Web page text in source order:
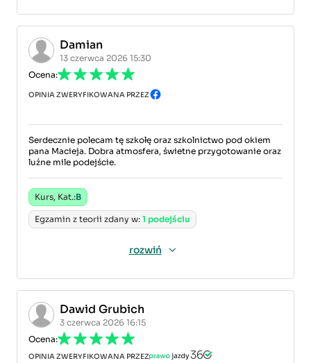
Damian
13 czerwca 2026 15:30
Ocena:
OPINIA ZWERYFIKOWANA PRZEZ
Serdecznie polecam tę szkołę oraz szkolnictwo pod okiem
pana Macieja. Dobra atmosfera, świetne przygotowanie oraz
luźne mile podejście.
Kurs, Kat.:B
Egzamin z teorii zdany w: 1 podejściu
rozwiń
Dawid Grubich
3 czerwca 2026 16:15
Ocena:
OPINIA ZWERYFIKOWANA PRZEZ